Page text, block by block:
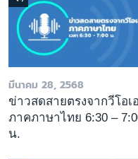
มีนาคม 28, 2568
ข่าวสดสายตรงจากวีโอเอ
ภาคภาษาไทย 6:30 –
น.